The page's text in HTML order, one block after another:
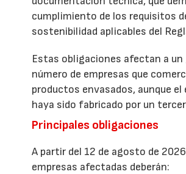
cumplimiento de los requisitos
sostenibilidad aplicables del
Estas obligaciones afectan a un
número de empresas que
productos envasados, aunque el
haya sido fabricado por un
Principales obligaciones
A partir del 12 de agosto de
empresas afectadas deberán: